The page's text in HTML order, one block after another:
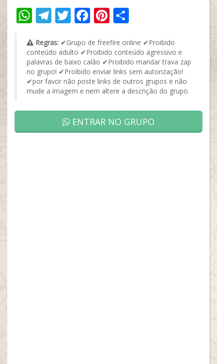
WhatsApp
Telegram
Twitter
Facebook
Pinterest
Regras: ✔Grupo de freefire online ✔Proibido
conteúdo adulto ✔Proibido conteúdo agressivo e
palavras de baixo calão ✔Proibido mandar trava zap
no grupo! ✔Proibido enviar links sem autorização!
✔por favor não poste links de outros grupos e não
mude a imagem e nem altere a descrição do grupo.
ENTRAR NO GRUPO